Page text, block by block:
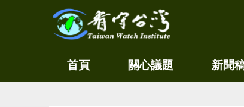
看守
台灣
環
首頁 關心議題 新聞